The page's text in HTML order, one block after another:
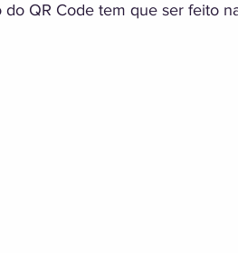
QR Code tem que ser feito